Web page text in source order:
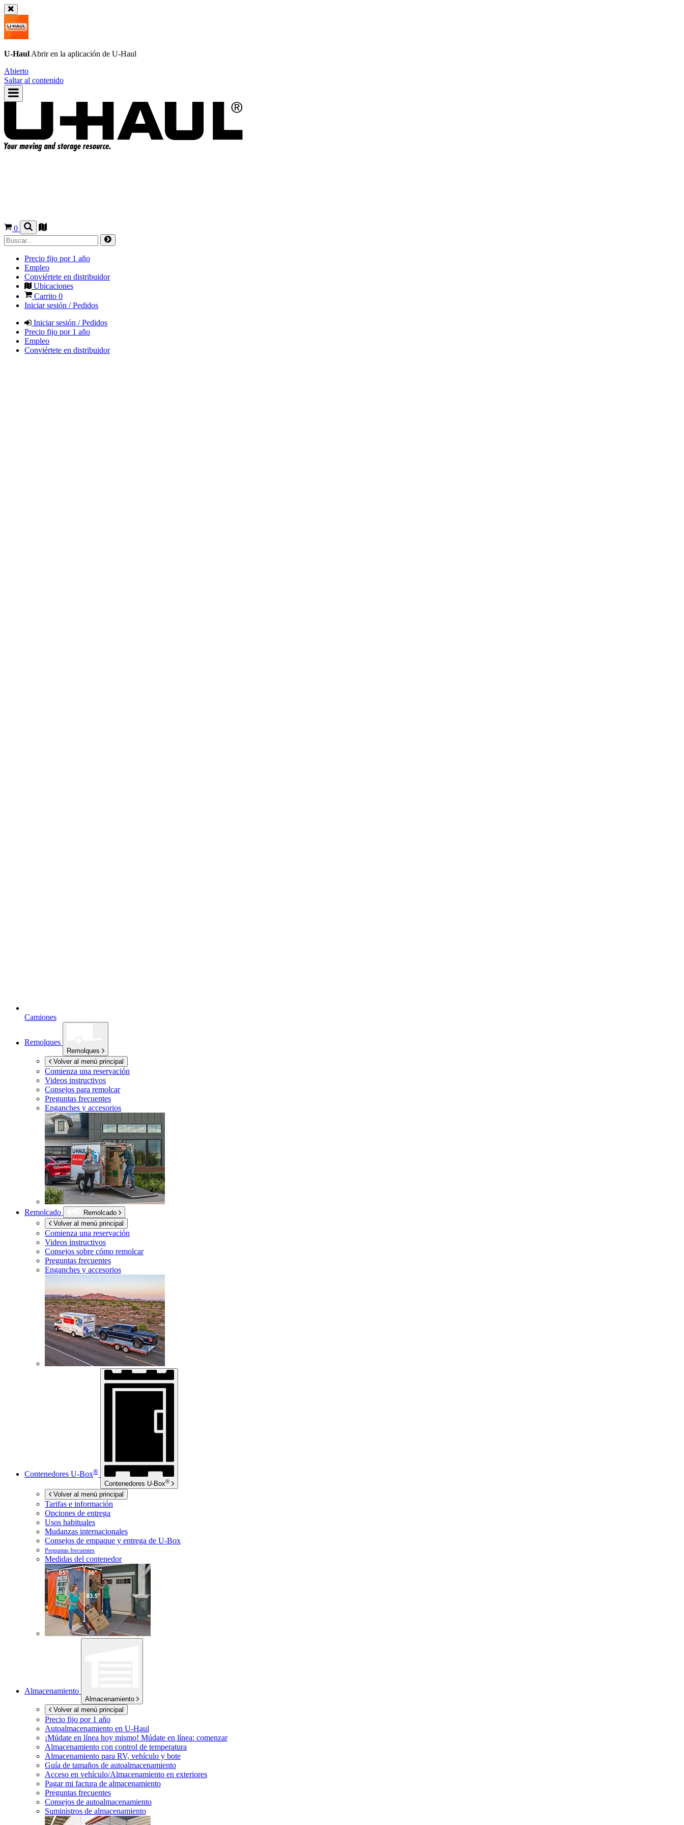
U-Haul Abrir en la aplicación de U-Haul
Abierto
Saltar al contenido
0
Precio fijo por 1 año
Empleo
Conviértete en distribuidor
Ubicaciones
Carrito 0
Iniciar sesión / Pedidos
Iniciar sesión / Pedidos
Precio fijo por 1 año
Empleo
Conviértete en distribuidor
Camiones
Remolques
Remolques
Volver al menú principal
Comienza una reservación
Videos instructivos
Consejos para remolcar
Preguntas frecuentes
Enganches y accesorios
Remolcado
Remolcado
Volver al menú principal
Comienza una reservación
Videos instructivos
Consejos sobre cómo remolcar
Preguntas frecuentes
Enganches y accesorios
Contenedores U-Box®
Contenedores U-Box®
Volver al menú principal
Tarifas e información
Opciones de entrega
Usos habituales
Mudanzas internacionales
Consejos de empaque y entrega de U-Box
Preguntas frecuentes
Medidas del contenedor
Almacenamiento
Almacenamiento
Volver al menú principal
Precio fijo por 1 año
Autoalmacenamiento en U-Haul
¡Múdate en línea hoy mismo! Múdate en línea: comenzar
Almacenamiento con control de temperatura
Almacenamiento para RV, vehículo y bote
Guía de tamaños de autoalmacenamiento
Acceso en vehículo/Almacenamiento en exteriores
Pagar mi factura de almacenamiento
Preguntas frecuentes
Consejos de autoalmacenamiento
Suministros de almacenamiento